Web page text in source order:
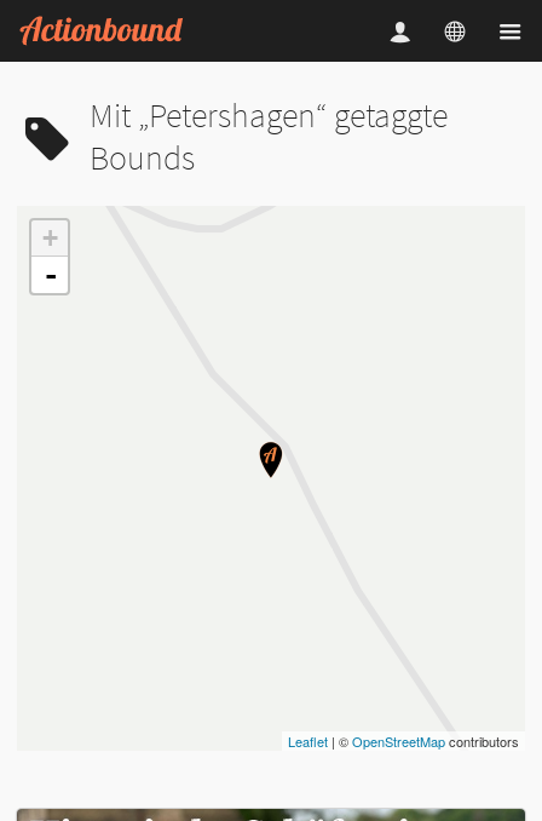
Mit „Petershagen“ getaggte
Bounds
+
-
Leaflet | ©OpenStreetMapcontributors